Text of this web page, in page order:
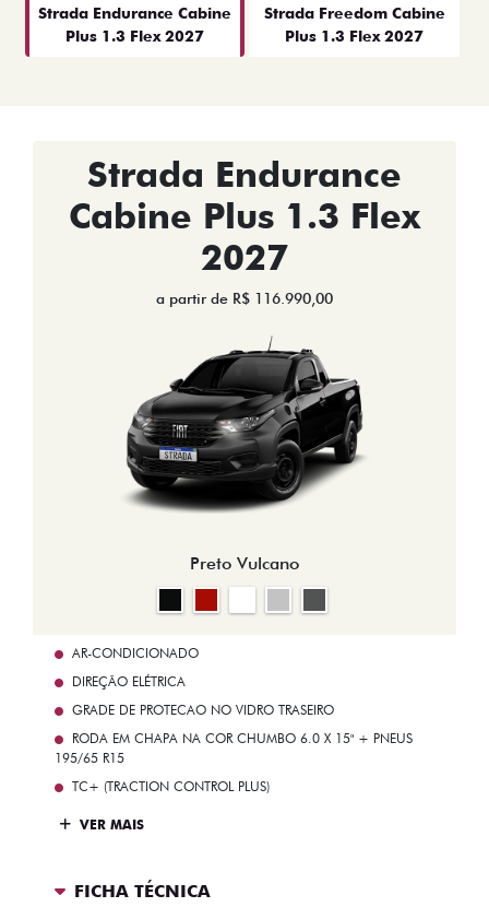
Strada Endurance Cabine
Plus 1.3 Flex 2027
Strada Freedom Cabine
Plus 1.3 Flex 2027
Strada Endurance
Cabine Plus 1.3 Flex
2027
a partir de R$ 116.990,00
Preto Vulcano
AR-CONDICIONADO
DIREÇÃO ELÉTRICA
GRADE DE PROTECAO NO VIDRO TRASEIRO
RODA EM CHAPA NA COR CHUMBO 6.0 X 15" + PNEUS
195/65 R15
TC+ (TRACTION CONTROL PLUS)
VER MAIS
FICHA TÉCNICA